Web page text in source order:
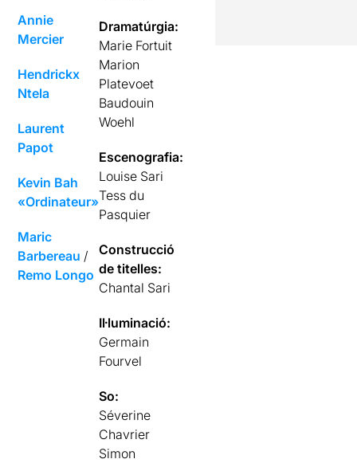
Annie
Mercier
Hendrickx
Ntela
Laurent
Papot
Kevin Bah
«Ordinateur»
Maric
Barbereau /
Remo Longo
Dramatúrgia:
Marie Fortuit
Marion
Platevoet
Baudouin
Woehl
Escenografia:
Louise Sari
Tess du
Pasquier
Construcció
de titelles:
Chantal Sari
Il·luminació:
Germain
Fourvel
So:
Séverine
Chavrier
Simon